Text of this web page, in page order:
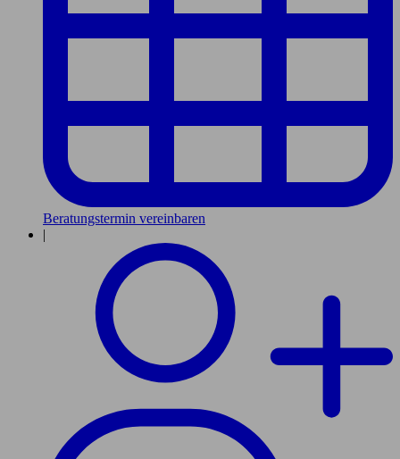
Beratungstermin vereinbaren
|